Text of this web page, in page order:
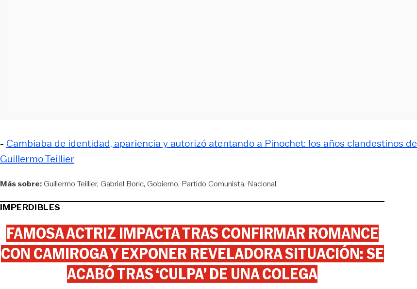
- Cambiaba de identidad, apariencia y autorizó atentando a Pinochet: los años clandestinos de
Guillermo Teillier
Más sobre:Guillermo Teillier Gabriel Boric Gobierno Partido Comunista Nacional
IMPERDIBLES
FAMOSA ACTRIZ IMPACTA TRAS CONFIRMAR ROMANCE
CON CAMIROGA Y EXPONER REVELADORA SITUACIÓN: SE
ACABÓ TRAS ‘CULPA’ DE UNA COLEGA